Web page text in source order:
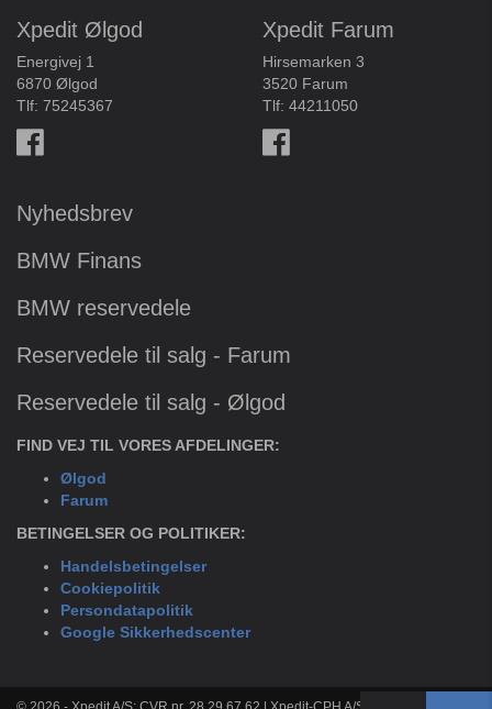
Xpedit Ølgod
Energivej 1
6870 Ølgod
Tlf: 75245367
Xpedit Farum
Hirsemarken 3
3520 Farum
Tlf: 44211050
Nyhedsbrev
BMW Finans
BMW reservedele
Reservedele til salg - Farum
Reservedele til salg - Ølgod
FIND VEJ TIL VORES AFDELINGER:
Ølgod
Farum
BETINGELSER OG POLITIKER:
Handelsbetingelser
Cookiepolitik
Persondatapolitik
Google Sikkerhedscenter